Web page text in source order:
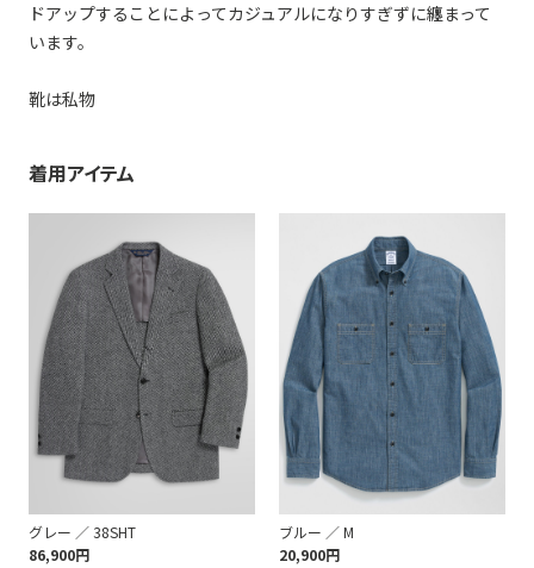
ドアップすることによってカジュアルになりすぎずに纏まって
います。
靴は私物
着用アイテム
グレー ／ 38SHT
86,900円
ブルー ／ M
20,900円